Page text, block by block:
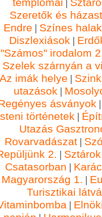
templomai |
Szeretők és
Endre | Színes
Diszlexiások |
"Számos" irodalom
Szelek szárnyán a
Az imák helye |
utazások |
ásványok
történetek |
Utazás
Rovarvadászat|
2. |
Csatasorban |
Magyarország 1. |
Turisztikai
|